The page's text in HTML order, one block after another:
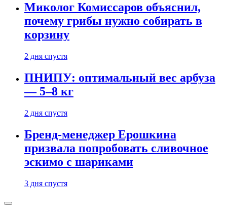
Миколог Комиссаров объяснил,
почему грибы нужно собирать в
корзину
2 дня спустя
ПНИПУ: оптимальный вес арбуза
— 5–8 кг
2 дня спустя
Бренд-менеджер Ерошкина
призвала попробовать сливочное
эскимо с шариками
3 дня спустя